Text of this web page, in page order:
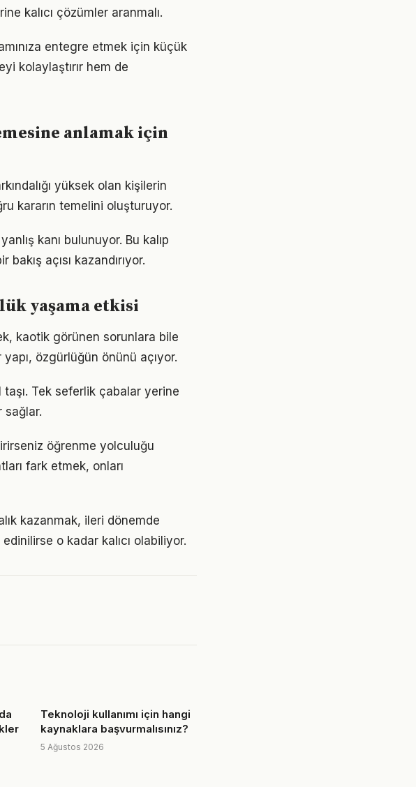
kalıcı çözümler aranmalı.
entegre etmek için küçük
kolaylaştırır hem de
anlamak için
yüksek olan kişilerin
kararın temelini oluşturuyor.
kanı bulunuyor. Bu kalıp
açısı kazandırıyor.
yaşama etkisi
kaotik görünen sorunlara bile
özgürlüğün önünü açıyor.
taşı. Tek seferlik çabalar yerine
sağlar.
öğrenme yolculuğu
fark etmek, onları
kazanmak, ileri dönemde
o kadar kalıcı olabiliyor.
Teknoloji kullanımı için hangi
kaynaklara başvurmalısınız?
5 Ağustos 2026